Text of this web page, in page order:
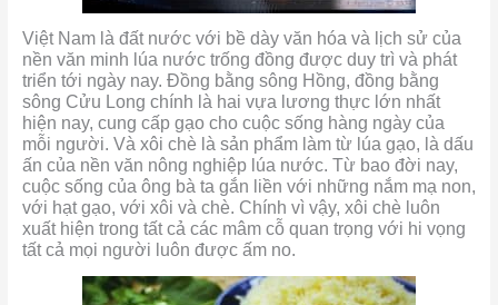
Việt Nam là đất nước với bề dày văn hóa và lịch sử của
nền văn minh lúa nước trống đồng được duy trì và phát
triển tới ngày nay. Đồng bằng sông Hồng, đồng bằng
sông Cửu Long chính là hai vựa lương thực lớn nhất
hiện nay, cung cấp gạo cho cuộc sống hàng ngày của
mỗi người. Và xôi chè là sản phẩm làm từ lúa gạo, là dấu
ấn của nền văn nông nghiệp lúa nước. Từ bao đời nay,
cuộc sống của ông bà ta gắn liền với những nắm mạ non,
với hạt gạo, với xôi và chè. Chính vì vậy, xôi chè luôn
xuất hiện trong tất cả các mâm cỗ quan trọng với hi vọng
tất cả mọi người luôn được ấm no.